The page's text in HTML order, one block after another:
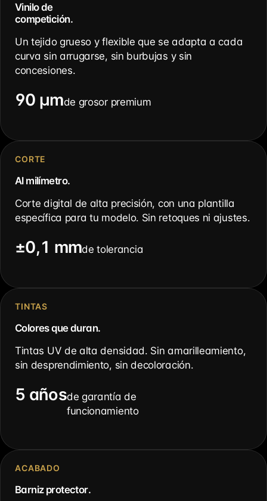
Vinilo de
competición.
Un tejido grueso y flexible que se adapta a cada
curva sin arrugarse, sin burbujas y sin
concesiones.
90 µmde grosor premium
CORTE
Al milímetro.
Corte digital de alta precisión, con una plantilla
específica para tu modelo. Sin retoques ni ajustes.
±0,1 mmde tolerancia
TINTAS
Colores que duran.
Tintas UV de alta densidad. Sin amarilleamiento,
sin desprendimiento, sin decoloración.
5 añosde garantía de
funcionamiento
ACABADO
Barniz protector.